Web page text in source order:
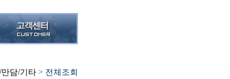
담/기타 > 전체조회